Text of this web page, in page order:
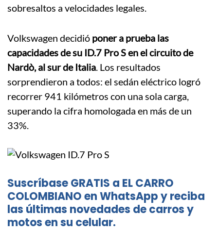
sobresaltos a velocidades legales.
Volkswagen decidió poner a prueba las
capacidades de su ID.7 Pro S en el circuito de
Nardò, al sur de Italia. Los resultados
sorprendieron a todos: el sedán eléctrico logró
recorrer 941 kilómetros con una sola carga,
superando la cifra homologada en más de un
33%.
Suscríbase GRATIS a EL CARRO
COLOMBIANO en WhatsApp y reciba
las últimas novedades de carros y
motos en su celular.